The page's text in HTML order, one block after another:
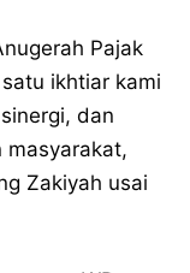
Pajak
ikhtiar kami
dan
masyarakat,
Zakiyah usai